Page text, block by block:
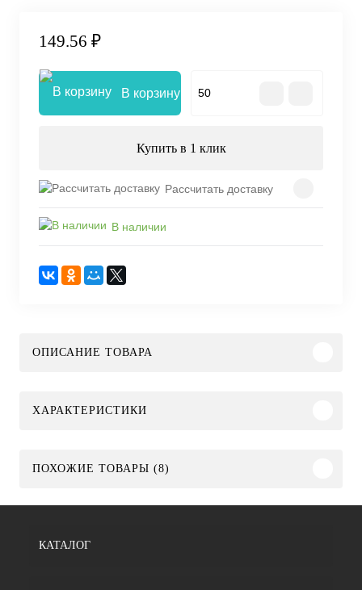
149.56 ₽
В корзину
Купить в 1 клик
Рассчитать доставку
В наличии
ОПИСАНИЕ ТОВАРА
ХАРАКТЕРИСТИКИ
ПОХОЖИЕ ТОВАРЫ (8)
КАТАЛОГ